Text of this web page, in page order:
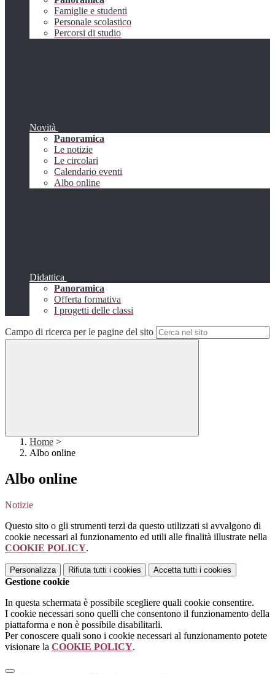
Famiglie e studenti
Personale scolastico
Percorsi di studio
Novità
Panoramica
Le notizie
Le circolari
Calendario eventi
Albo online
Didattica
Panoramica
Offerta formativa
I progetti delle classi
Campo di ricerca per le pagine del sito
Home >
Albo online
Albo online
Notizie
Questo sito o gli strumenti terzi da questo utilizzati si avvalgono di
cookie necessari al funzionamento ed utili alle finalità illustrate nella
COOKIE POLICY.
Personalizza Rifiuta tutti i cookies Accetta tutti i cookies
Gestione cookie
In questa schermata è possibile scegliere quali cookie consentire.
I cookie necessari sono quelli che consentono il funzionamento della
piattaforma e non è possibile disabilitarli.
Per conoscere quali sono i cookie necessari al funzionamento potete
visionare la COOKIE POLICY.